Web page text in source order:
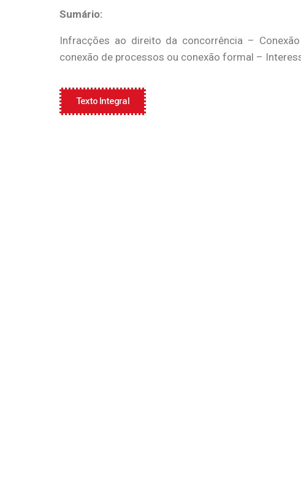
Sumário:
Infracções ao direito da concorrência –
conexão de processos ou conexão formal –
Texto Integral